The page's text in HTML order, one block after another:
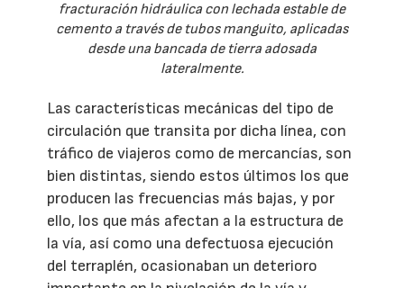
fracturación hidráulica con lechada estable de
cemento a través de tubos manguito, aplicadas
desde una bancada de tierra adosada
lateralmente.
Las características mecánicas del tipo de
circulación que transita por dicha línea, con
tráfico de viajeros como de mercancías, son
bien distintas, siendo estos últimos los que
producen las frecuencias más bajas, y por
ello, los que más afectan a la estructura de
la vía, así como una defectuosa ejecución
del terraplén, ocasionaban un deterioro